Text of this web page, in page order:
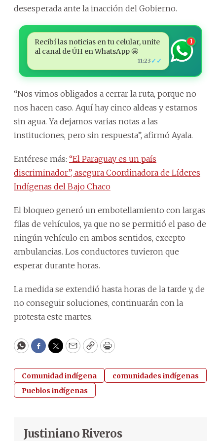
desesperada ante la inacción del Gobierno.
Recibí las noticias en tu celular, unite
al canal de ÚH en WhatsApp 🤩
11:23 ✓✓
1
“Nos vimos obligados a cerrar la ruta, porque no
nos hacen caso. Aquí hay cinco aldeas y estamos
sin agua. Ya dejamos varias notas a las
instituciones, pero sin respuesta”, afirmó Ayala.
Entérese más: “El Paraguay es un país
discriminador”, asegura Coordinadora de Líderes
Indígenas del Bajo Chaco
El bloqueo generó un embotellamiento con largas
filas de vehículos, ya que no se permitió el paso de
ningún vehículo en ambos sentidos, excepto
ambulancias. Los conductores tuvieron que
esperar durante horas.
La medida se extendió hasta horas de la tarde y, de
no conseguir soluciones, continuarán con la
protesta este martes.
WhatsApp
Facebook
Twitter
EmailCopyPrint
Comunidad indígena
comunidades indígenas
Pueblos indígenas
Justiniano Riveros